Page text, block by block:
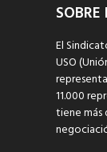
El
USO
11.000
tiene más